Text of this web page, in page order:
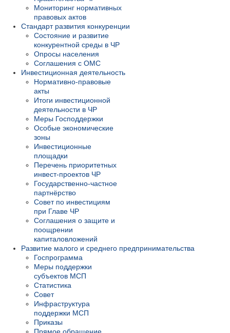
Мониторинг нормативных
правовых актов
Стандарт развития конкуренции
Состояние и развитие
конкурентной среды в ЧР
Опросы населения
Соглашения с ОМС
Инвестиционная деятельность
Нормативно-правовые
акты
Итоги инвестиционной
деятельности в ЧР
Меры Господдержки
Особые экономические
зоны
Инвестиционные
площадки
Перечень приоритетных
инвест-проектов ЧР
Государственно-частное
партнёрство
Совет по инвестициям
при Главе ЧР
Соглашения о защите и
поощрении
капиталовложений
Развитие малого и среднего предпринимательства
Госпрограмма
Меры поддержки
субъектов МСП
Статистика
Совет
Инфраструктура
поддержки МСП
Приказы